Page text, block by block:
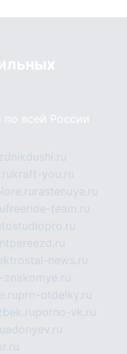
по всей России
kraft-you.ru
rastenuya.ru
freeride-team.ru
news.ru
znakomye.ru
pro-otdelky.ru
porno-vk.ru
adonyev.ru